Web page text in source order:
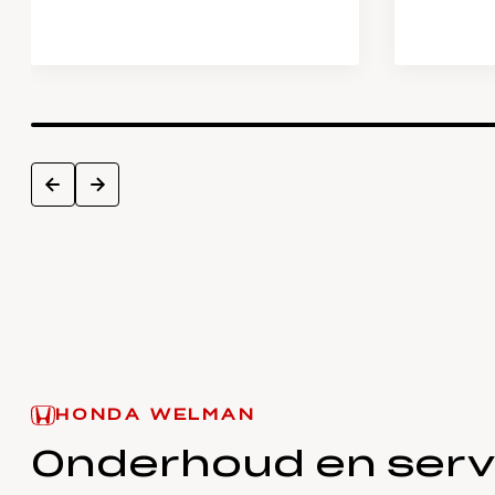
prev next
HONDA WELMAN
Onderhoud en